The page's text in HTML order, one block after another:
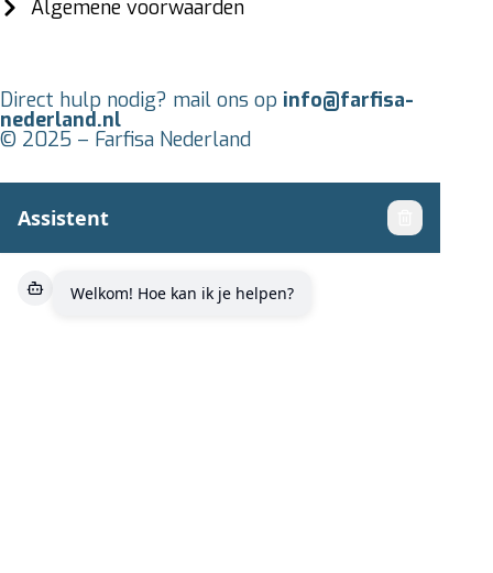
Algemene voorwaarden
Direct hulp nodig? mail ons op info@farfisa-
nederland.nl
© 2025 – Farfisa Nederland